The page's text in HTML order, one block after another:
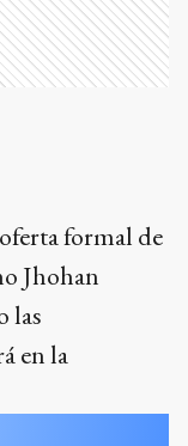
formal de
Jhohan
las
en la